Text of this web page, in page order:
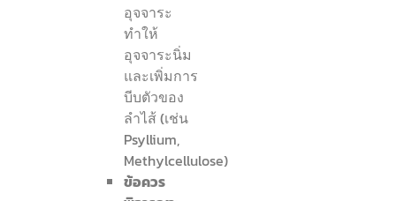
อุจจาระ
ทำให้
อุจจาระนิ่ม
และเพิ่มการ
บีบตัวของ
ลำไส้ (เช่น
Psyllium,
Methylcellulose)
ข้อควร